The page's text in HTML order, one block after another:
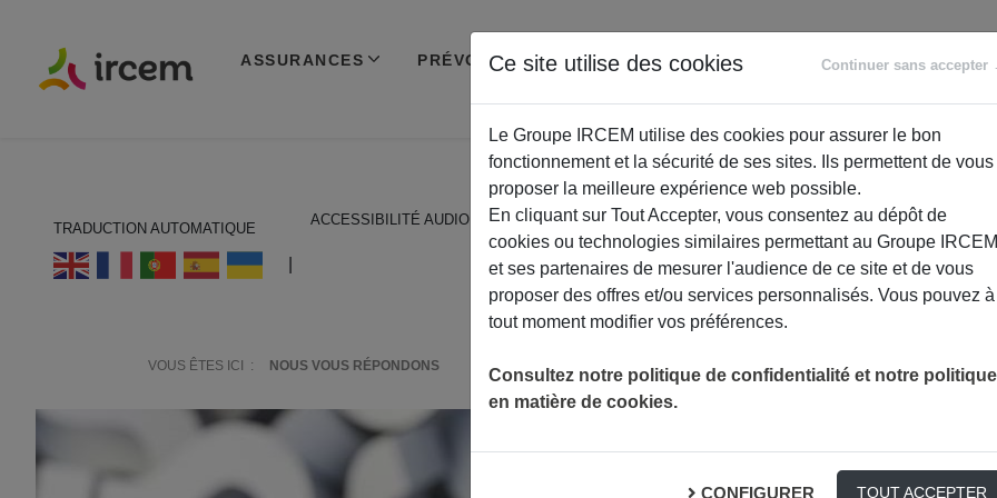
ASSURANCES PRÉVOYANCE RETRAITE
ACCOMPAGNEMENT
TRADUCTION AUTOMATIQUE
ACCESSIBILITÉ AUDIO
VOUS ÊTES ICI : NOUS VOUS RÉPONDONS
Ce site utilise des cookies Continuer sans accepter
Le Groupe IRCEM utilise des cookies pour assurer le bon
fonctionnement et la sécurité de ses sites. Ils permettent de vous
proposer la meilleure expérience web possible.
En cliquant sur Tout Accepter, vous consentez au dépôt de
cookies ou technologies similaires permettant au Groupe IRCEM
et ses partenaires de mesurer l'audience de ce site et de vous
proposer des offres et/ou services personnalisés. Vous pouvez à
tout moment modifier vos préférences.
Consultez notre politique de confidentialité et notre politique
en matière de cookies.
CONFIGURER TOUT ACCEPTER